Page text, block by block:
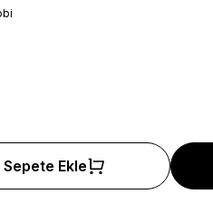
Sepete Ekle